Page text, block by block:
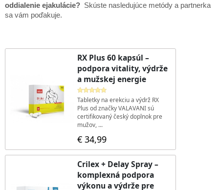
oddialenie ejakulácie? Skúste nasledujúce metódy a partnerka
sa vám poďakuje.